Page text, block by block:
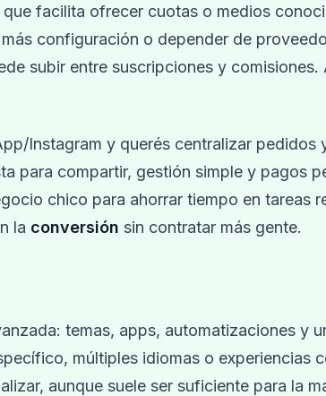
facilita ofrecer cuotas o medios
configuración o depender de
subir entre suscripciones y comisiones.
Instagram y querés centralizar pedidos
para compartir, gestión simple y pagos
chico para ahorrar tiempo en tareas
la conversión sin contratar más gente.
temas, apps, automatizaciones y
múltiples idiomas o experiencias
aunque suele ser suficiente para la